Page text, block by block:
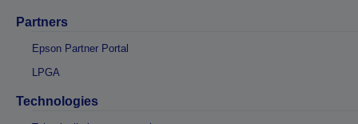
Partners
Epson Partner Portal
LPGA
Technologies